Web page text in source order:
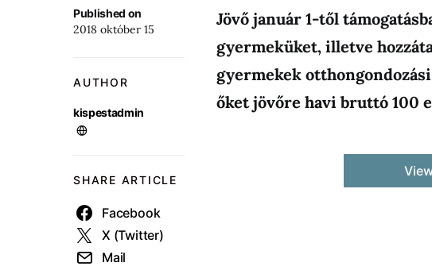
Published on
2018 október 15
AUTHOR
kispestadmin
SHARE ARTICLE
Facebook
X (Twitter)
Mail
Jövő január 1-től
gyermeküket, illetve
gyermekek
őket jövőre havi bruttó 100